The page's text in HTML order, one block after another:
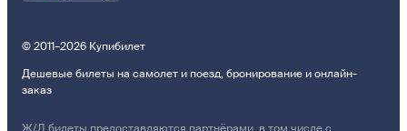
© 2011–2026 Купибилет
Дешевые билеты на самолет и поезд, бронирование и онлайн-
заказ